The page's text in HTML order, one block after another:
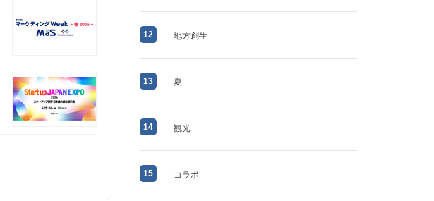
12 地方創生
13 夏
14 観光
15 コラボ